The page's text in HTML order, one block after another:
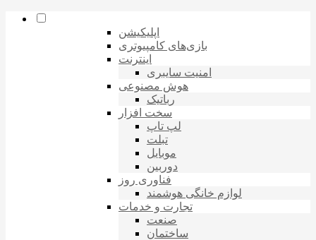
اپلیکیشن
بازی‌های کامپیوتری
اینترنت
امنیت سایبری
هوش مصنوعی
رباتیک
سخت افزار
لپ تاپ
تبلت
موبایل
دوربین
فناوری روز
لوازم خانگی هوشمند
تجارت و خدمات
صنعت
ساختمان